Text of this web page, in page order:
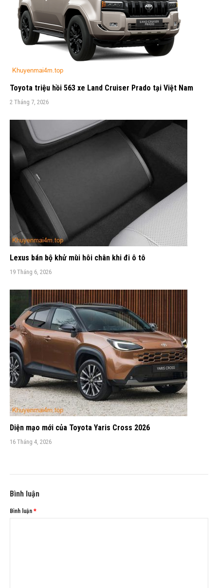
Toyota triệu hồi 563 xe Land Cruiser Prado tại Việt Nam
2 Tháng 7, 2026
Lexus bán bộ khử mùi hôi chân khi đi ô tô
19 Tháng 6, 2026
Diện mạo mới của Toyota Yaris Cross 2026
16 Tháng 4, 2026
Bình luận
Bình luận *